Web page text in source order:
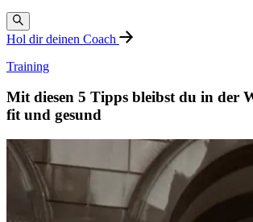
Hol dir deinen Coach
Training
Mit diesen 5 Tipps bleibst du in der
fit und gesund